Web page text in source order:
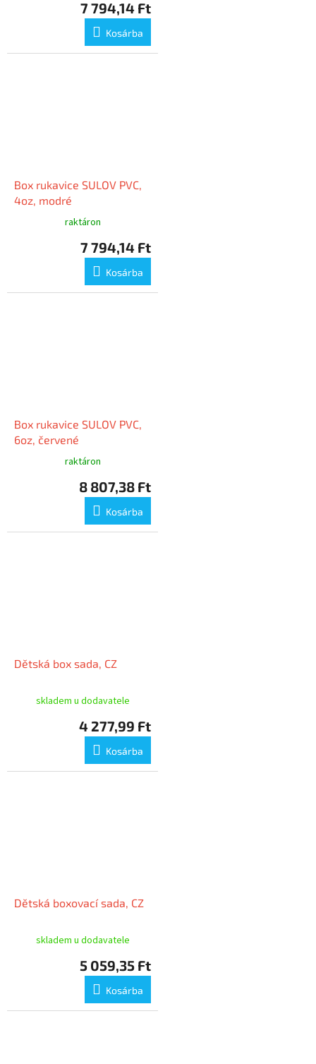
7 794,14 Ft
Kosárba
Box rukavice SULOV PVC,
4oz, modré
raktáron
7 794,14 Ft
Kosárba
Box rukavice SULOV PVC,
6oz, červené
raktáron
8 807,38 Ft
Kosárba
Dětská box sada, CZ
skladem u dodavatele
4 277,99 Ft
Kosárba
Dětská boxovací sada, CZ
skladem u dodavatele
5 059,35 Ft
Kosárba